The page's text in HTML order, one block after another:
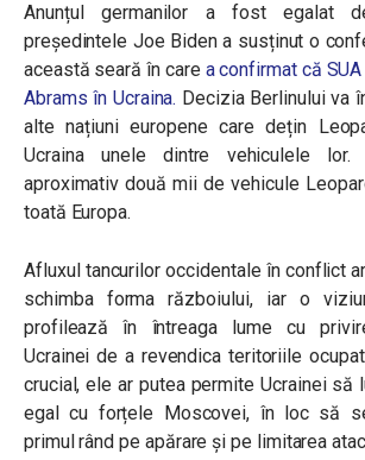
Anunțul germanilor a fost egalat
președintele Joe Biden a susținut o
această seară în care a confirmat că
Abrams în Ucraina. Decizia Berlinului va
alte națiuni europene care dețin
Ucraina unele dintre vehiculele
aproximativ două mii de vehicule
toată Europa.
Afluxul tancurilor occidentale în conflict
schimba forma războiului, iar o
profilează în întreaga lume cu
Ucrainei de a revendica teritoriile
crucial, ele ar putea permite Ucrainei să
egal cu forțele Moscovei, în loc să
primul rând pe apărare și pe limitarea